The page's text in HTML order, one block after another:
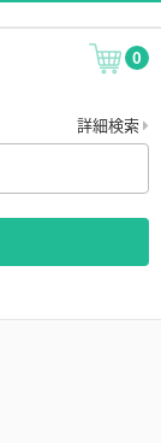
0
詳細検索